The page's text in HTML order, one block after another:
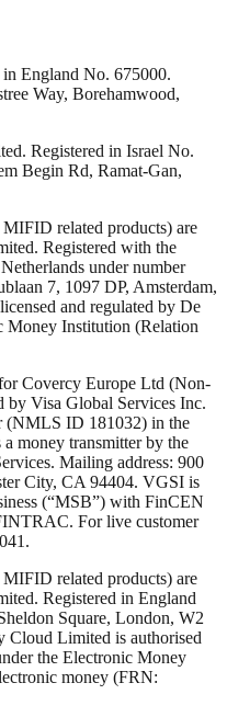
England No. 675000.
Way, Borehamwood,
Registered in Israel No.
Begin Rd, Ramat-Gan,
related products) are
Registered with the
under number
7, 1097 DP, Amsterdam,
and regulated by De
Money Institution (Relation
Covercy Europe Ltd (Non-
by Visa Global Services Inc.
(NMLS ID 181032) in the
money transmitter by the
Mailing address: 900
City, CA 94404. VGSI is
(“MSB”) with FinCEN
For live customer
related products) are
Registered in England
Square, London, W2
Limited is authorised
the Electronic Money
money (FRN: